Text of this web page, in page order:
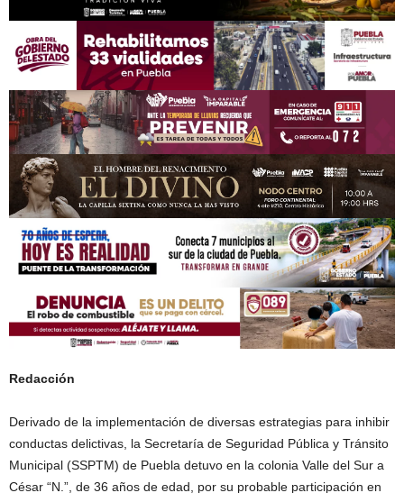
Redacción
Derivado de la implementación de diversas estrategias para inhibir
conductas delictivas, la Secretaría de Seguridad Pública y Tránsito
Municipal (SSPTM) de Puebla detuvo en la colonia Valle del Sur a
César “N.”, de 36 años de edad, por su probable participación en